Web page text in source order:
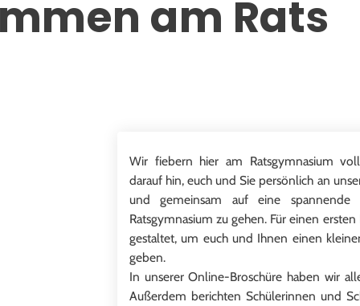
am Rats
Wir fiebern hier am Ratsgymnasium
darauf hin, euch und Sie persönlich an
und gemeinsam auf eine spannende
Ratsgymnasium zu gehen. Für einen
gestaltet, um euch und Ihnen einen
geben.
In unserer Online-Broschüre haben wir
Außerdem berichten Schülerinnen und